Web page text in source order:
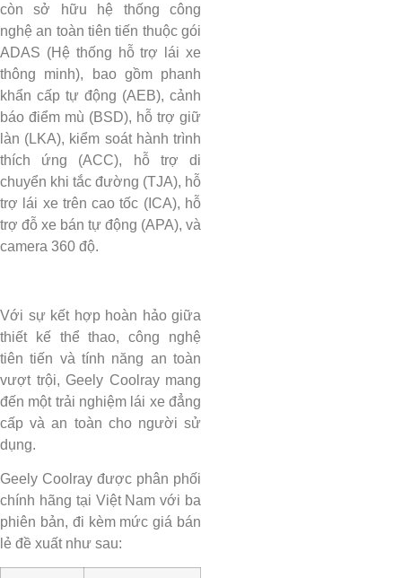
còn sở hữu hệ thống công
nghệ an toàn tiên tiến thuộc gói
ADAS (Hệ thống hỗ trợ lái xe
thông minh), bao gồm phanh
khẩn cấp tự động (AEB), cảnh
báo điểm mù (BSD), hỗ trợ giữ
làn (LKA), kiểm soát hành trình
thích ứng (ACC), hỗ trợ di
chuyển khi tắc đường (TJA), hỗ
trợ lái xe trên cao tốc (ICA), hỗ
trợ đỗ xe bán tự động (APA), và
camera 360 độ.
Với sự kết hợp hoàn hảo giữa
thiết kế thể thao, công nghệ
tiên tiến và tính năng an toàn
vượt trội, Geely Coolray mang
đến một trải nghiệm lái xe đẳng
cấp và an toàn cho người sử
dụng.
Geely Coolray được phân phối
chính hãng tại Việt Nam với ba
phiên bản, đi kèm mức giá bán
lẻ đề xuất như sau: